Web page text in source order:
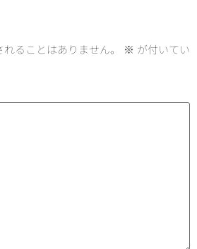
ることはありません。 ※ が付いてい